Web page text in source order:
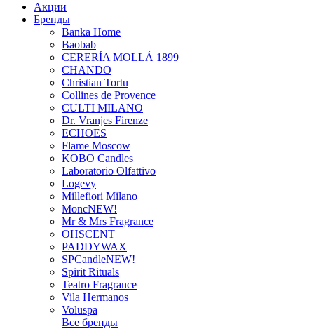
Акции
Бренды
Banka Home
Baobab
CERERÍA MOLLÁ 1899
CHANDO
Christian Tortu
Collines de Provence
CULTI MILANO
Dr. Vranjes Firenze
ECHOES
Flame Moscow
KOBO Candles
Laboratorio Olfattivo
Logevy
Millefiori Milano
MoncNEW!
Mr & Mrs Fragrance
OHSCENT
PADDYWAX
SPCandleNEW!
Spirit Rituals
Teatro Fragrance
Vila Hermanos
Voluspa
Все бренды